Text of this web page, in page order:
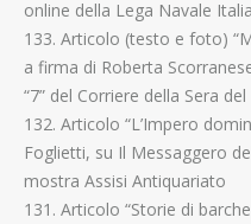
online della Lega Navale
133. Articolo (testo e foto)
a firma di Roberta
“7” del Corriere della Sera
132. Articolo “L’Impero
Foglietti, su Il Messaggero
mostra Assisi Antiquariato
131. Articolo “Storie di